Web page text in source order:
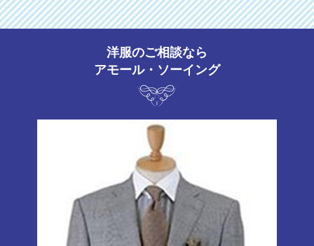
洋服のご相談なら
アモール・ソーイング